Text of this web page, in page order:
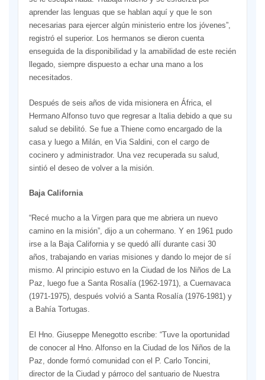
aprender las lenguas que se hablan aquí y que le son
necesarias para ejercer algún ministerio entre los jóvenes”,
registró el superior. Los hermanos se dieron cuenta
enseguida de la disponibilidad y la amabilidad de este recién
llegado, siempre dispuesto a echar una mano a los
necesitados.
Después de seis años de vida misionera en África, el
Hermano Alfonso tuvo que regresar a Italia debido a que su
salud se debilitó. Se fue a Thiene como encargado de la
casa y luego a Milán, en Via Saldini, con el cargo de
cocinero y administrador. Una vez recuperada su salud,
sintió el deseo de volver a la misión.
Baja California
“Recé mucho a la Virgen para que me abriera un nuevo
camino en la misión”, dijo a un cohermano. Y en 1961 pudo
irse a la Baja California y se quedó allí durante casi 30
años, trabajando en varias misiones y dando lo mejor de sí
mismo. Al principio estuvo en la Ciudad de los Niños de La
Paz, luego fue a Santa Rosalía (1962-1971), a Cuernavaca
(1971-1975), después volvió a Santa Rosalía (1976-1981) y
a Bahía Tortugas.
El Hno. Giuseppe Menegotto escribe: “Tuve la oportunidad
de conocer al Hno. Alfonso en la Ciudad de los Niños de la
Paz, donde formó comunidad con el P. Carlo Toncini,
director de la Ciudad y párroco del santuario de Nuestra